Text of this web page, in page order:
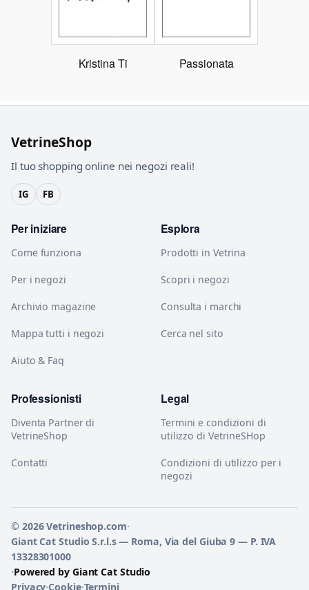
Kristina Ti Passionata
VetrineShop
Il tuo shopping online nei negozi reali!
IG FB
Per iniziare
Come funziona
Per i negozi
Archivio magazine
Mappa tutti i negozi
Aiuto & Faq
Esplora
Prodotti in Vetrina
Scopri i negozi
Consulta i marchi
Cerca nel sito
Professionisti
Diventa Partner di
VetrineShop
Contatti
Legal
Termini e condizioni di
utilizzo di VetrineSHop
Condizioni di utilizzo per i
negozi
© 2026 Vetrineshop.com·
Giant Cat Studio S.r.l.s — Roma, Via del Giuba 9 — P. IVA
13328301000
·Powered by Giant Cat Studio
Privacy·Cookie·Termini